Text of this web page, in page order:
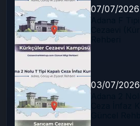
07/07/2026
03/07/2026